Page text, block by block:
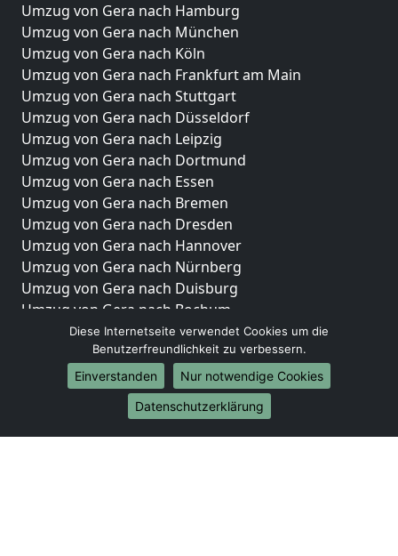
Umzug von Gera nach Hamburg
Umzug von Gera nach München
Umzug von Gera nach Köln
Umzug von Gera nach Frankfurt am Main
Umzug von Gera nach Stuttgart
Umzug von Gera nach Düsseldorf
Umzug von Gera nach Leipzig
Umzug von Gera nach Dortmund
Umzug von Gera nach Essen
Umzug von Gera nach Bremen
Umzug von Gera nach Dresden
Umzug von Gera nach Hannover
Umzug von Gera nach Nürnberg
Umzug von Gera nach Duisburg
Umzug von Gera nach Bochum
Umzug von Gera nach Wuppertal
Umzug von Gera nach Bielefeld
Umzug von Gera nach Bonn
Umzug von Gera nach Münster
Diese Internetseite verwendet Cookies um die
Benutzerfreundlichkeit zu verbessern.
Einverstanden
Nur notwendige Cookies
Datenschutzerklärung